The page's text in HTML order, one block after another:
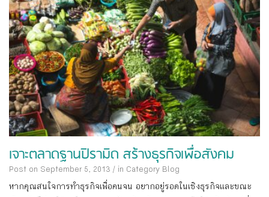
เจาะตลาดฐานปิรามิด สร้างธุรกิจเพื่อสังคม
Post on September 5, 2013 / in Category Blog
หากคุณสนใจการทำธุรกิจเพื่อคนจน อยากอยู่รอดในเชิงธุรกิจและขณะ